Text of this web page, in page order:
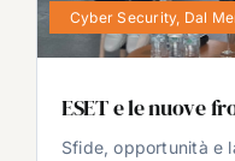
Cyber Security, Dal
ESET e le nuove
Sfide, opportunità e